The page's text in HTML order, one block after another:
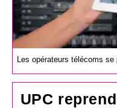
Les opérateurs télécoms se
UPC